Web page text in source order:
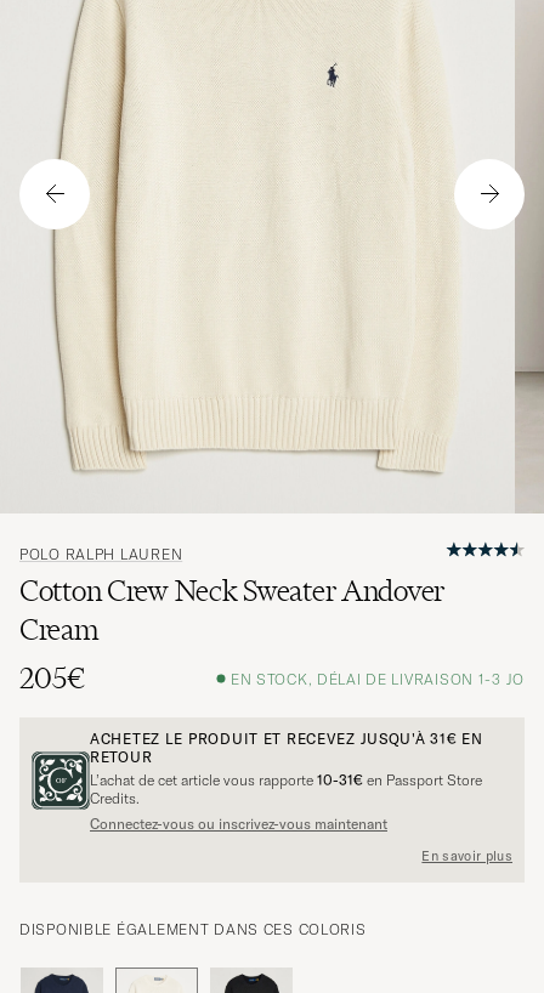
POLO RALPH LAUREN
Cotton Crew Neck Sweater Andover
Cream
205€
EN STOCK, DÉLAI DE LIVRAISON 1-3 JO
ACHETEZ LE PRODUIT ET RECEVEZ JUSQU'À31€ EN
RETOUR
L’achat de cet article vous rapporte 10-31€ en Passport Store
Credits.
Connectez-vous ou inscrivez-vous maintenant
En savoir plus
DISPONIBLE ÉGALEMENT DANS CES COLORIS